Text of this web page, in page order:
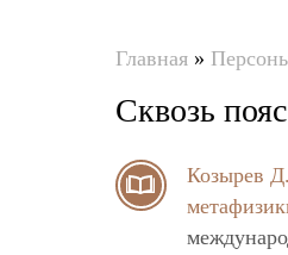
здесь
Главная »
Сквозь
Козырев